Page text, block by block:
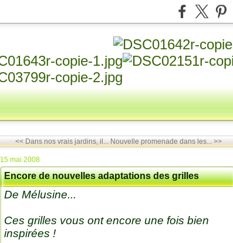
<< Dans nos vrais jardins, il... Nouvelle promenade dans les... >>
15 mai 2008
Encore de nouvelles adaptations des grilles
De Mélusine...
Ces grilles vous ont encore une fois bien
inspirées !